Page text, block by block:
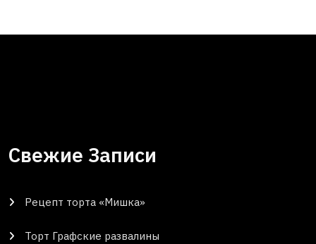
Свежие Записи
Рецепт торта «Мишка»
Торт Графские развалины